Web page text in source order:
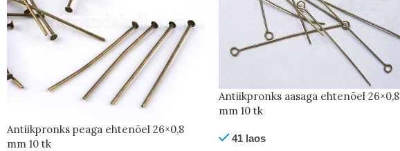
Antiikpronks peaga ehtenõel 26×0,8
mm 10 tk
Antiikpronks aasaga ehtenõel 26×0,8
mm 10 tk
41 laos